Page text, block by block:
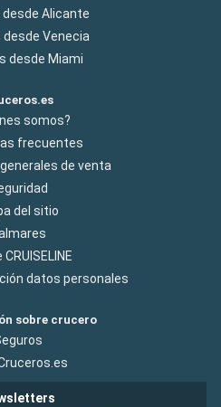
Alicante
desde Venecia
desde Miami
somos?
frecuentes
de venta
del sitio
datos personales
sobre crucero